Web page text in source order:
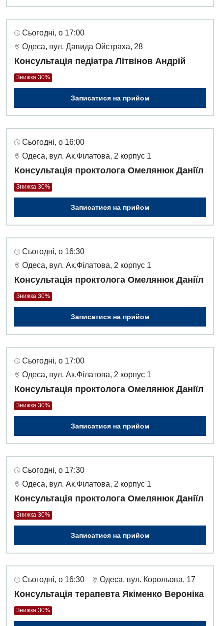
Алергологія, імунологія
Андрологія
Безоплатні послуги
Вакцинація
Відділення інтенсивної терапії
Відділення кардіосудинної патології та неврології
Відділення невідкладних станів
Гастроентерологія
Гінекологічне відділення
Денний стаціонар
Дерматовенерологія
Дієтологія
Кардіологія
Кардіохірургія
Нейрохірургія
Оториноларингологія
Офтальмологічне відділення
Педіатричне відділення
Пульмонологія
Судинна хірургія
Терапевтичне відділення
Травматологія і ортопедія
Урологічне відділення
Урологія
Травматологічне відділення
Урологічне відділення
Швидка медична допомога
Сьогодні, о 17:00
Одеса, вул. Давида Ойстраха, 28
Консультація педіатра Літвінов Андрій
Знижка 30%
Записатися на прийом
Сьогодні, о 16:00
Одеса, вул. Ак.Філатова, 2 корпус 1
Консультація проктолога Омелянюк Даніїл
Знижка 30%
Записатися на прийом
Сьогодні, о 16:30
Одеса, вул. Ак.Філатова, 2 корпус 1
Консультація проктолога Омелянюк Даніїл
Знижка 30%
Записатися на прийом
Сьогодні, о 17:00
Одеса, вул. Ак.Філатова, 2 корпус 1
Консультація проктолога Омелянюк Даніїл
Знижка 30%
Записатися на прийом
Сьогодні, о 17:30
Одеса, вул. Ак.Філатова, 2 корпус 1
Консультація проктолога Омелянюк Даніїл
Знижка 30%
Записатися на прийом
Сьогодні, о 16:30 Одеса, вул. Корольова, 17
Консультація терапевта Якіменко Вероніка
Знижка 30%